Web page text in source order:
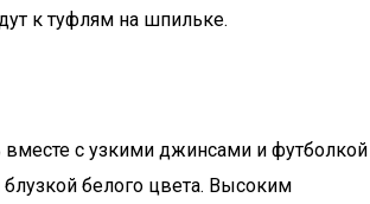
к туфлям на шпильке.
вместе с узкими джинсами и футболкой
белого цвета. Высоким